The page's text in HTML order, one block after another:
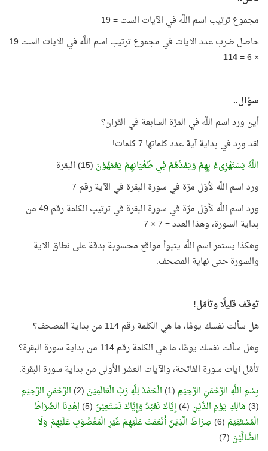
مجموع ترتيب اسم اللَّه في الآيات الست = 19
حاصل ضرب عدد الآيات في مجموع ترتيب اسم اللَّه في الآيات الست 19
× 6 =
114
سؤال..
أين ورد اسم اللَّه في المرّة السابعة في القرآن؟
لقد ورد في بداية آية عدد كلماتها 7 كلمات!
اللَّهُيَسْتَهْزِىءُ بِهِمْ وَيَمُدُّهُمْ فِي طُغْيَانِهِمْ يَعْمَهُوْنَ (15) البقرة
ورد اسم اللَّه لأوّل مرّة في سورة البقرة في الآية رقم 7
ورد اسم اللَّه لأوّل مرّة في سورة البقرة في ترتيب الكلمة رقم 49 من
بداية السورة، وهذا العدد = 7 × 7
وهكذا يستمر اسم اللَّه يتبوأ مواقع محسوبة بدقة على نطاق الآية
والسورة حتى نهاية المصحف.
توقف قليلًا وتأمّل!
هل سألت نفسك يومًا، ما هي الكلمة رقم 114 من بداية المصحف؟
وهل سألت نفسك يومًا، ما هي الكلمة رقم 114 من بداية سورة البقرة؟
تأمّل آيات سورة الفاتحة، والآيات العشر الأولى من بداية سورة البقرة:
بِسْمِ اللَّهِ الرَّحْمَنِ الرَّحِيْمِ (1) الْحَمْدُ لِلَّهِ رَبِّ الْعَالَمِيْنَ (2)
الرَّحْمَنِ الرَّحِيْمِ
(3)
مَالِكِ يَوْمِ الدِّيْنِ (4) إِيَّاكَ نَعْبُدُ وَإِيَّاكَ نَسْتَعِيْنُ (5)
اِهْدِنَا الصِّرَاطَ
الْمُسْتَقِيْمَ (6)
صِرَاطَ الَّذِيْنَ أَنْعَمْتَ عَلَيْهِمْ غَيْرِ الْمَغْضُوْبِ عَلَيْهِمْ وَلَا
الضَّالِّيْنَ (7)